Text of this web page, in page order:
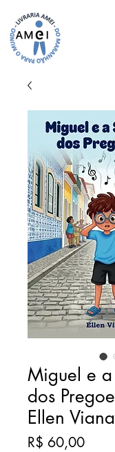
Miguel e
dos
Ellen Viana
R$ 60,00Preço